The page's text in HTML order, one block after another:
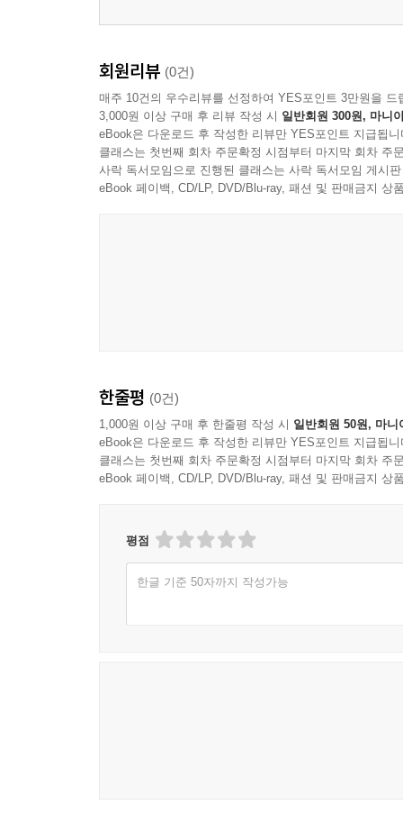
회원리뷰 (0건)
매주 10건의 우수리뷰를 선정하여 YES포인트 3만원을 드
3,000원 이상 구매 후 리뷰 작성 시 일반회원 300원, 마니
eBook은 다운로드 후 작성한 리뷰만 YES포인트 지급됩니
클래스는 첫번째 회차 주문확정 시점부터 마지막 회차 주
사락 독서모임으로 진행된 클래스는 사락 독서모임 게시
eBook 페이백, CD/LP, DVD/Blu-ray, 패션 및 판매금지 상
한줄평 (0건)
1,000원 이상 구매 후 한줄평 작성 시 일반회원 50원, 마니
eBook은 다운로드 후 작성한 리뷰만 YES포인트 지급됩니
클래스는 첫번째 회차 주문확정 시점부터 마지막 회차 주
eBook 페이백, CD/LP, DVD/Blu-ray, 패션 및 판매금지 상
평점
한글 기준 50자까지 작성가능